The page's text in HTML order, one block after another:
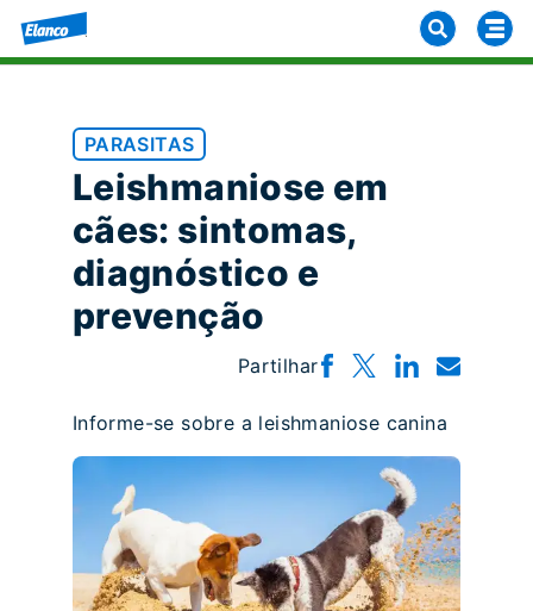
PARASITAS
Leishmaniose em
cães: sintomas,
diagnóstico e
prevenção
Partilhar
Informe-se sobre a leishmaniose canina